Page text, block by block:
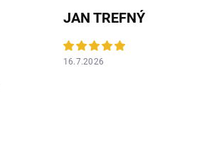
JAN TREFNÝ
16.7.2026